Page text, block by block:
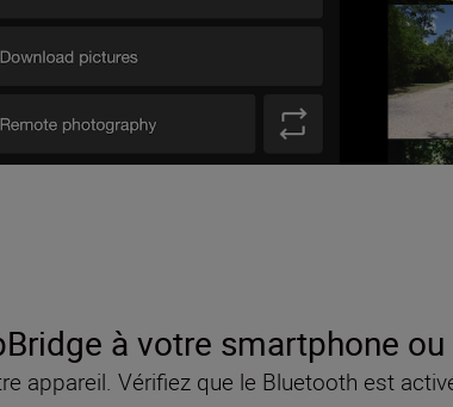
à votre smartphone
appareil. Vérifiez que le Bluetooth est